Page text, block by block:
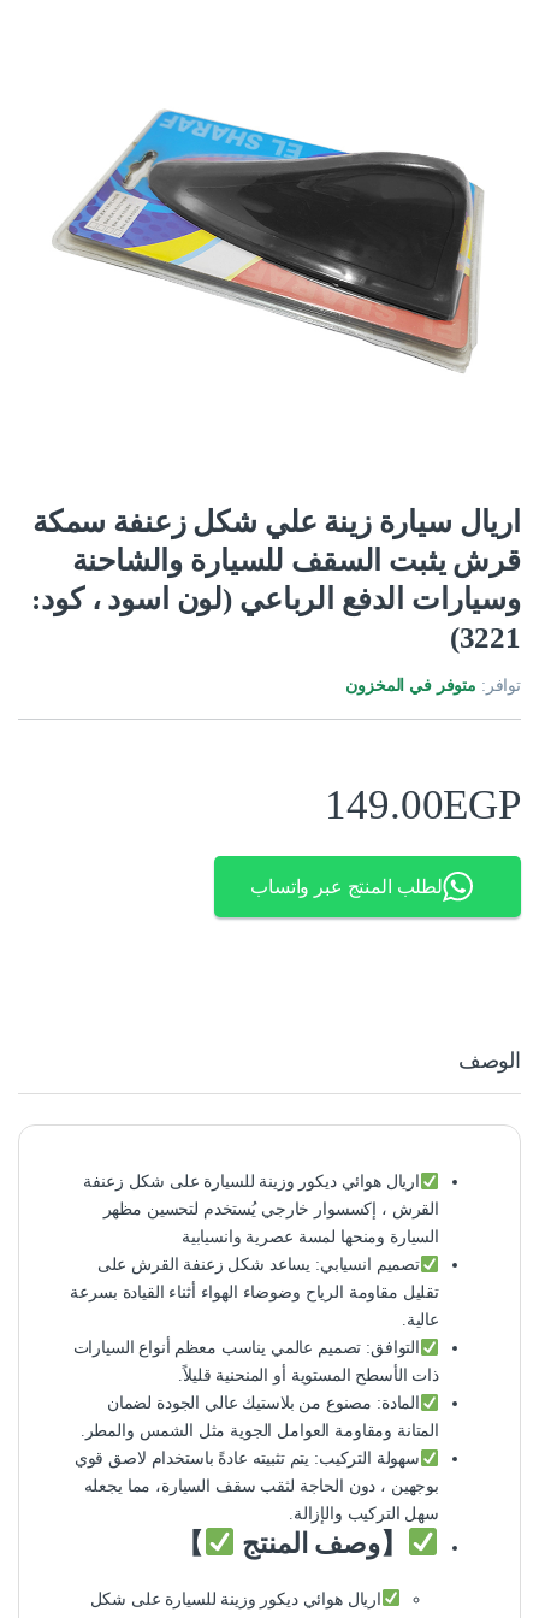
اريال سيارة زينة علي شكل زعنفة سمكة
قرش يثبت السقف للسيارة والشاحنة
وسيارات الدفع الرباعي (لون اسود ، كود:
3221)
توافر: متوفر في المخزون
149.00EGP
لطلب المنتج عبر واتساب
الوصف
اريال هوائي ديكور وزينة للسيارة على شكل زعنفة
القرش ، إكسسوار خارجي يُستخدم لتحسين مظهر
السيارة ومنحها لمسة عصرية وانسيابية
تصميم انسيابي: يساعد شكل زعنفة القرش على
تقليل مقاومة الرياح وضوضاء الهواء أثناء القيادة بسرعة
عالية.
التوافق: تصميم عالمي يناسب معظم أنواع السيارات
ذات الأسطح المستوية أو المنحنية قليلاً.
المادة: مصنوع من بلاستيك عالي الجودة لضمان
المتانة ومقاومة العوامل الجوية مثل الشمس والمطر.
سهولة التركيب: يتم تثبيته عادةً باستخدام لاصق قوي
بوجهين ، دون الحاجة لثقب سقف السيارة، مما يجعله
سهل التركيب والإزالة.
【وصف المنتج 】
اريال هوائي ديكور وزينة للسيارة على شكل